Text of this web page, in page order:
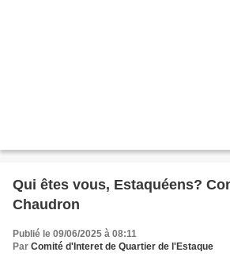
Qui êtes vous, Estaquéens?
Chaudron
Publié le 09/06/2025 à 08:11
Par Comité d'Interet de Quartier de l'Estaque